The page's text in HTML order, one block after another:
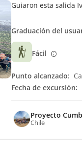
Guiaron esta salida
Graduación del
Fácil
Punto alcanzado:
Fecha de excursión:
Proyecto
Chile